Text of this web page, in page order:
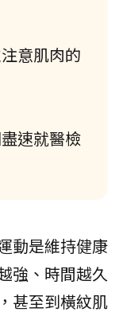
意肌肉的
速就醫檢
動是維持健康
強、時間越久
甚至到橫紋肌